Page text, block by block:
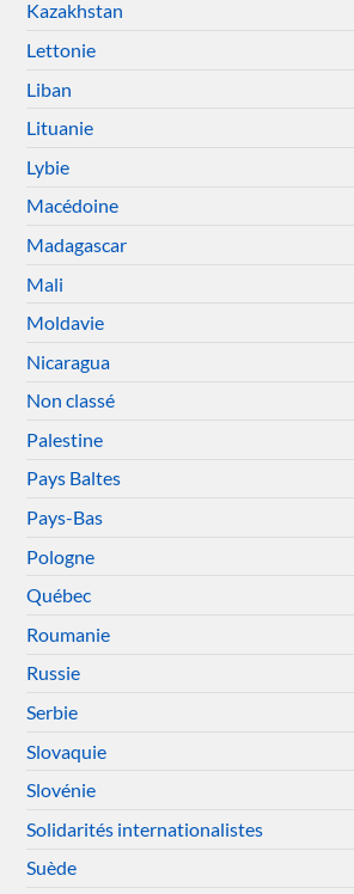
Kazakhstan
Lettonie
Liban
Lituanie
Lybie
Macédoine
Madagascar
Mali
Moldavie
Nicaragua
Non classé
Palestine
Pays Baltes
Pays-Bas
Pologne
Québec
Roumanie
Russie
Serbie
Slovaquie
Slovénie
Solidarités internationalistes
Suède